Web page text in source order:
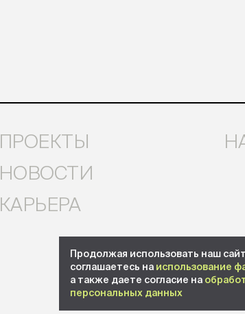
ПРОЕКТЫ
НОВОСТИ
КАРЬЕРА
Продолжая использовать наш
соглашаетесь на использование
а также даете согласие на
персональных данных